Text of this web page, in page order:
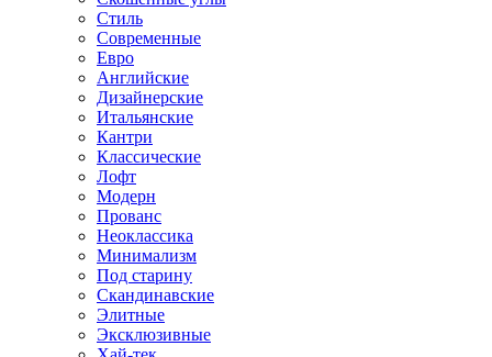
Стиль
Современные
Евро
Английские
Дизайнерские
Итальянские
Кантри
Классические
Лофт
Модерн
Прованс
Неоклассика
Минимализм
Под старину
Скандинавские
Элитные
Эксклюзивные